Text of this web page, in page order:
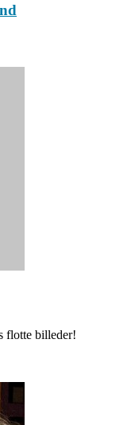
flotte billeder!